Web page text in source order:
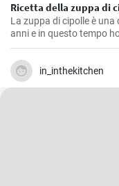
Ricetta della zuppa di
La zuppa di cipolle è
anni e in questo tempo
aromatiche saltate in
fresche lavorano in
in_inthekitchen